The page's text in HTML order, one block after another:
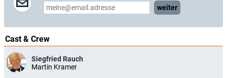
weiter
Cast & Crew
Siegfried Rauch
Martin Kramer